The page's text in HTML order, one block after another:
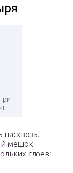
насквозь.
мешок
слоёв: